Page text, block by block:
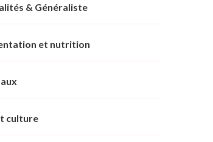
& Généraliste
et nutrition
culture